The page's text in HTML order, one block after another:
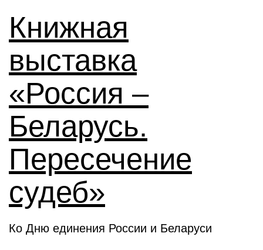
Книжная
выставка
«Россия –
Беларусь.
Пересечение
судеб»
Ко Дню единения России и Беларуси